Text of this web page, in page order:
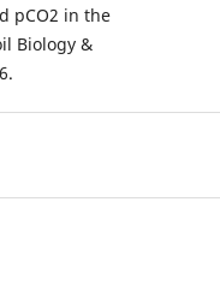
pCO2 in the
Biology &